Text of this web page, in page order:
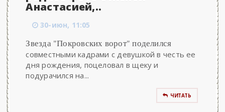
Анастасией,..
30-июн, 11:05
Звезда "Покровских ворот" поделился
совместными кадрами с девушкой в честь ее
дня рождения, поцеловал в щеку и
подурачился на...
ЧИТАТЬ